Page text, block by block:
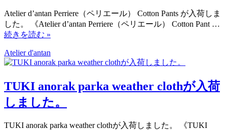
Atelier d’antan Perriere（ペリエール） Cotton Pants が入荷しま
した。 《Atelier d’antan Perriere（ペリエール） Cotton Pant …
続きを読む »
Atelier d'antan
TUKI anorak parka weather clothが入荷
しました。
TUKI anorak parka weather clothが入荷しました。 《TUKI